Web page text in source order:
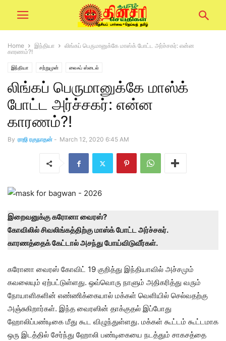
Home இந்தியா
லிங்கப் பெருமானுக்கே மாஸ்க் போட்ட அர்ச்சகர்: என்ன
காரணம்?!
இந்தியா சற்றுமுன் லைஃப் ஸ்டைல்
லிங்கப் பெருமானுக்கே மாஸ்க்
போட்ட அர்ச்சகர்: என்ன
காரணம்?!
By ராஜி ரகுநாதன் - March 12, 2020 6:45 AM
இறைவனுக்கு கரோனா வைரஸ்?
கோவிலில் சிவலிங்கத்திற்கு மாஸ்க் போட்ட அர்ச்சகர்.
காரணத்தைக் கேட்டால் அசந்து போய்விடுவீர்கள்.
கரோனா வைரஸ் கோவிட் 19 குறித்து இந்தியாவில் அச்சமும்
கவலையும் ஏற்பட்டுள்ளது. ஒவ்வொரு நாளும் அதிகரித்து வரும்
நோயாளிகளின் எண்ணிக்கையால் மக்கள் வெளியில் செல்வதற்கு
அஞ்சுகிறார்கள். இந்த வைரஸின் தாக்குதல் இப்போது
ஹோலிப்பண்டிகை மீது கூட விழுந்துள்ளது. மக்கள் கூட்டம் கூட்டமாக
ஒரு இடத்தில் சேர்ந்து ஹோலி பண்டிகையை நடத்தும் சாகசத்தை